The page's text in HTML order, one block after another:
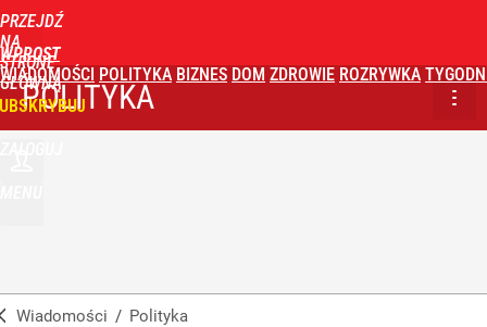
PRZEJDŹ
NA
STRONĘ
GŁÓWNĄ
WPROST
WIADOMOŚCI POLITYKA BIZNES DOM ZDROWIE ROZRYWKA
POLITYKA
Wiadomości / Polityka